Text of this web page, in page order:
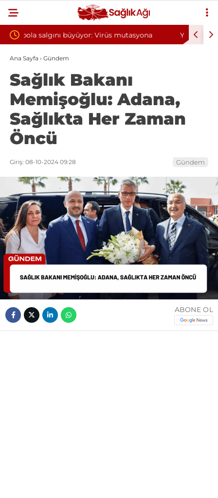
Yılın ilk 6 ayında 10 bini aşkın hasta hiperbarik
oksijen tedavisinden yararlandı
Ana Sayfa › Gündem
Sağlık Bakanı
Memişoğlu: Adana,
Sağlıkta Her Zaman
Öncü
Giriş: 08-10-2024 09:28 Gündem
ABONE OL